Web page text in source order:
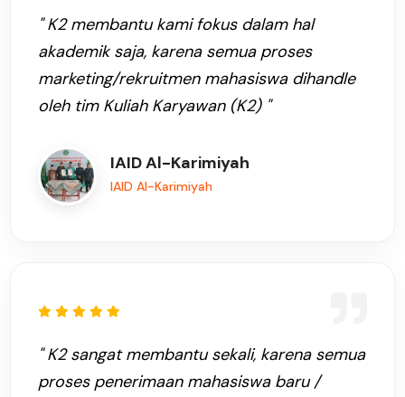
" K2 membantu kami fokus dalam hal
akademik saja, karena semua proses
marketing/rekruitmen mahasiswa dihandle
oleh tim Kuliah Karyawan (K2) "
IAID Al-Karimiyah
IAID Al-Karimiyah
" K2 sangat membantu sekali, karena semua
proses penerimaan mahasiswa baru /